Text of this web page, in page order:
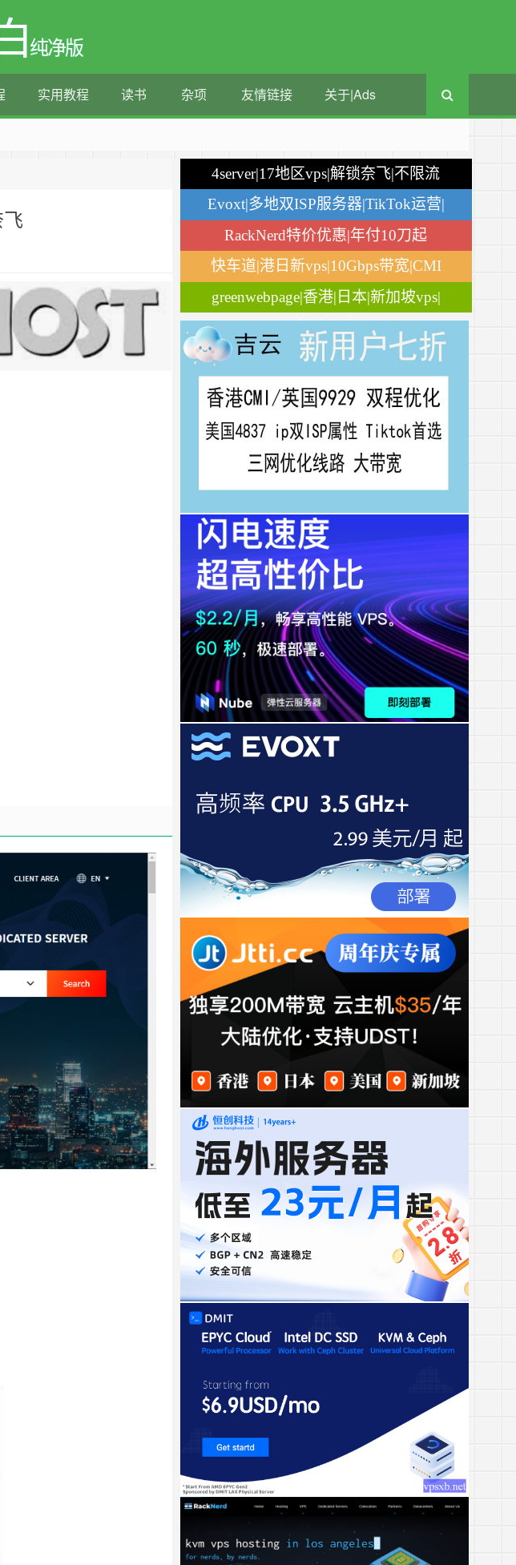
纯净版
实用教程 读书 杂项 友情链接 关于|Ads
4server|17地区vps|解锁奈飞|不限流
量
Evoxt|多地双ISP服务器|TikTok运营|
月付$2.84
RackNerd特价优惠|年付10刀起
快车道|港日新vps|10Gbps带宽|CMI
greenwebpage|香港|日本|新加坡vps|
移动直连